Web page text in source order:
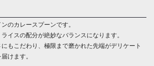
のカレースプーンです。
イスの配分が絶妙なバランスになります。
もこだわり、極限まで磨かれた先端がデリケート
けます。